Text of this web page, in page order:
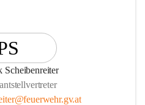
Scheibenreiter